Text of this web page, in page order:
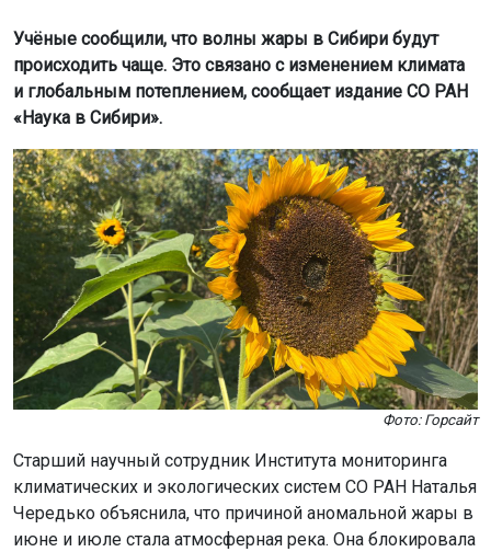
Учёные сообщили, что волны жары в Сибири будут
происходить чаще. Это связано с изменением климата
и глобальным потеплением, сообщает издание СО РАН
«Наука в Сибири».
Фото: Горсайт
Старший научный сотрудник Института мониторинга
климатических и экологических систем СО РАН Наталья
Чередько объяснила, что причиной аномальной жары в
июне и июле стала атмосферная река. Она блокировала